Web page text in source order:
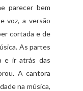
parecer bem
voz, a versão
cortada e de
As partes
e ir atrás das
A cantora
na música,